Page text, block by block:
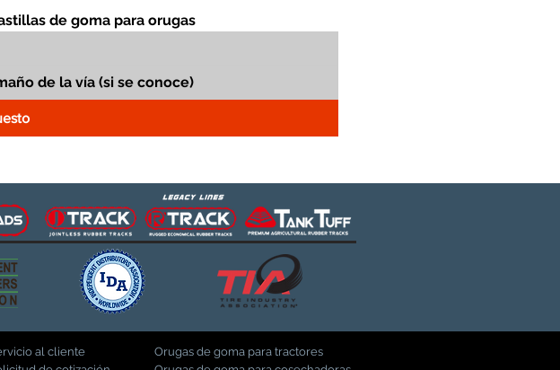
de goma para orugas
al cliente
Orugas de goma para tractores